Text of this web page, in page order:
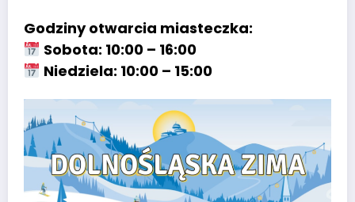
Godziny otwarcia miasteczka:
Sobota: 10:00 – 16:00
Niedziela: 10:00 – 15:00